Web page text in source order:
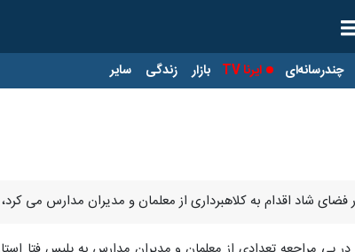
چندرسانه‌ای ایرنا TV بازار زندگی سایر